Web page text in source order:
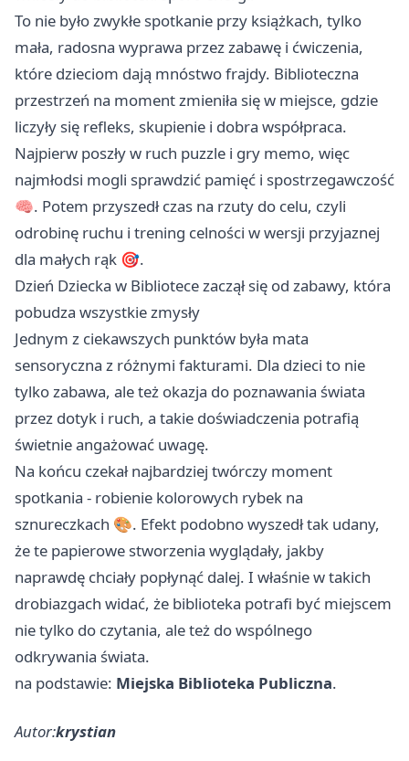
To nie było zwykłe spotkanie przy książkach, tylko
mała, radosna wyprawa przez zabawę i ćwiczenia,
które dzieciom dają mnóstwo frajdy. Biblioteczna
przestrzeń na moment zmieniła się w miejsce, gdzie
liczyły się refleks, skupienie i dobra współpraca.
Najpierw poszły w ruch puzzle i gry memo, więc
najmłodsi mogli sprawdzić pamięć i spostrzegawczość
🧠. Potem przyszedł czas na rzuty do celu, czyli
odrobinę ruchu i trening celności w wersji przyjaznej
dla małych rąk 🎯.
Dzień Dziecka w Bibliotece zaczął się od zabawy, która
pobudza wszystkie zmysły
Jednym z ciekawszych punktów była mata
sensoryczna z różnymi fakturami. Dla dzieci to nie
tylko zabawa, ale też okazja do poznawania świata
przez dotyk i ruch, a takie doświadczenia potrafią
świetnie angażować uwagę.
Na końcu czekał najbardziej twórczy moment
spotkania - robienie kolorowych rybek na
sznureczkach 🎨. Efekt podobno wyszedł tak udany,
że te papierowe stworzenia wyglądały, jakby
naprawdę chciały popłynąć dalej. I właśnie w takich
drobiazgach widać, że biblioteka potrafi być miejscem
nie tylko do czytania, ale też do wspólnego
odkrywania świata.
na podstawie: Miejska Biblioteka Publiczna.
Autor:krystian